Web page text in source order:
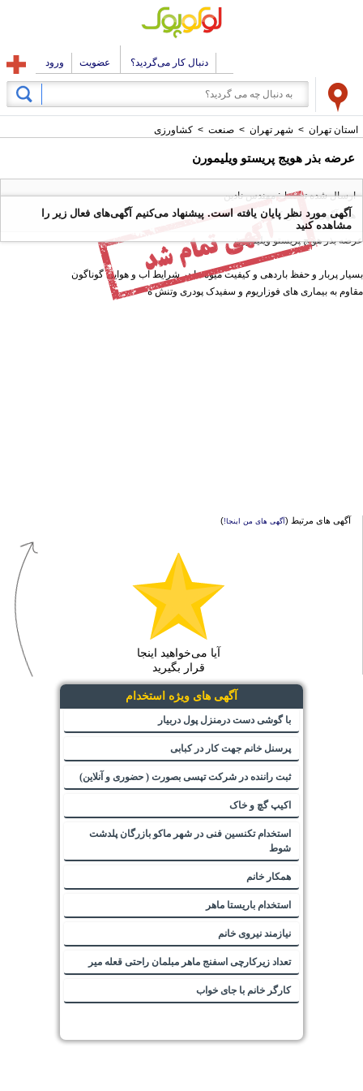
دنبال کار می‌گردید؟ عضویت ورود
استان تهران > شهر تهران > صنعت > کشاورزی
عرضه بذر هویج پریستو ویلیمورن
ارسال شده توسط : مهندس نادین
همه آگهی های این کاربر
عرضه بذر هویج پریستو ویلیمورن
بسیار پربار و حفظ باردهی و کیفیت میوه ها در شرایط اب و هوایی گوناگون
مقاوم به بیماری های فوزاریوم و سفیدک پودری وتنش ه
آگهی مورد نظر پایان یافته است. پیشنهاد می‌کنیم آگهی‌های فعال زیر را
مشاهده کنید
آگهی های مرتبط (آگهی های من اینجا!)
آیا می‌خواهید اینجا
قرار بگیرید
آگهی های ویژه استخدام
با گوشی دست درمنزل پول دربیار
پرسنل خانم جهت کار در کبابی
ثبت راننده در شرکت تپسی بصورت ( حضوری و آنلاین)
اکیپ گچ و خاک
استخدام تکنسین فنی در شهر ماکو بازرگان پلدشت
شوط
همکار خانم
استخدام باریستا ماهر
نیازمند نیروی خانم
تعداد زیرکارچی اسفنج ماهر مبلمان راحتی قعله میر
کارگر خانم با جای خواب